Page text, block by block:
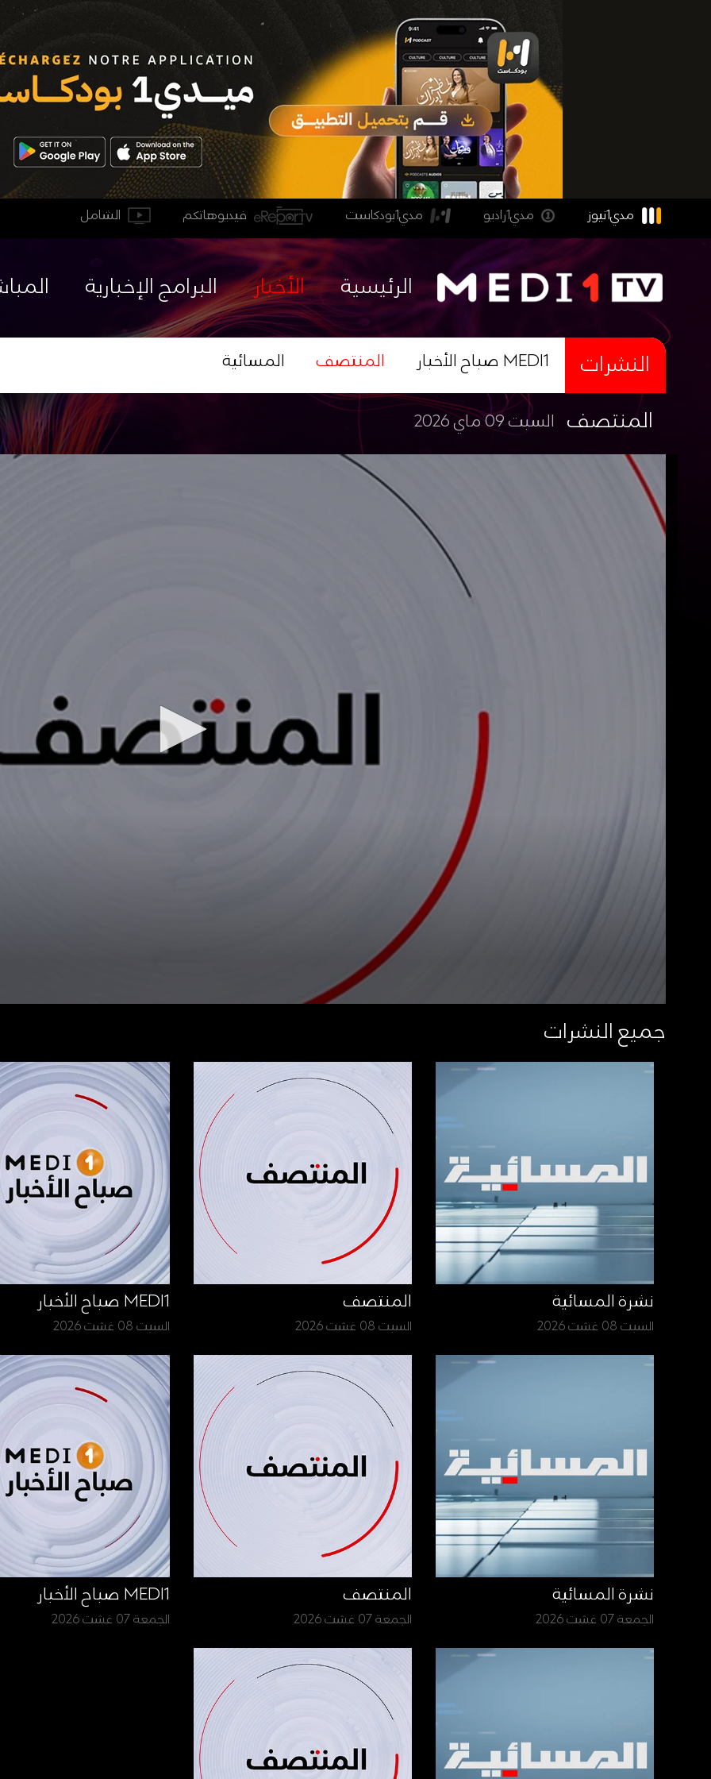
الشامل فيديوهاتكم مدي1بودكاست مدي1راديو مدي1نيوز
البرامج الإخبارية الأخبار الرئيسية
المسائية المنتصف صباح الأخبار MEDI1 النشرات
السبت 09 ماي 2026 المنتصف
شاهد الفيديو
جميع النشرات
نشرة المسائية
السبت 08 غشت 2026
المنتصف
السبت 08 غشت 2026
MEDI1 صباح الأخبار
السبت 08 غشت 2026
نشرة المسائية
الجمعة 07 غشت 2026
المنتصف
الجمعة 07 غشت 2026
MEDI1 صباح الأخبار
الجمعة 07 غشت 2026